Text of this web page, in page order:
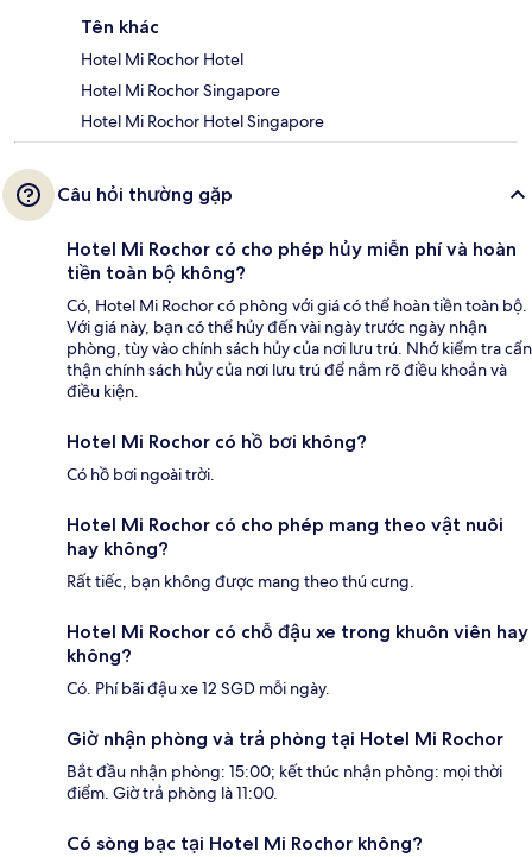
Tên khác
Hotel Mi Rochor Hotel
Hotel Mi Rochor Singapore
Hotel Mi Rochor Hotel Singapore
Câu hỏi thường gặp
Hotel Mi Rochor có cho phép hủy miễn phí và hoàn
tiền toàn bộ không?
Có, Hotel Mi Rochor có phòng với giá có thể hoàn tiền toàn bộ.
Với giá này, bạn có thể hủy đến vài ngày trước ngày nhận
phòng, tùy vào chính sách hủy của nơi lưu trú. Nhớ kiểm tra cẩn
thận chính sách hủy của nơi lưu trú để nắm rõ điều khoản và
điều kiện.
Hotel Mi Rochor có hồ bơi không?
Có hồ bơi ngoài trời.
Hotel Mi Rochor có cho phép mang theo vật nuôi
hay không?
Rất tiếc, bạn không được mang theo thú cưng.
Hotel Mi Rochor có chỗ đậu xe trong khuôn viên hay
không?
Có. Phí bãi đậu xe 12 SGD mỗi ngày.
Giờ nhận phòng và trả phòng tại Hotel Mi Rochor
Bắt đầu nhận phòng: 15:00; kết thúc nhận phòng: mọi thời
điểm. Giờ trả phòng là 11:00.
Có sòng bạc tại Hotel Mi Rochor không?